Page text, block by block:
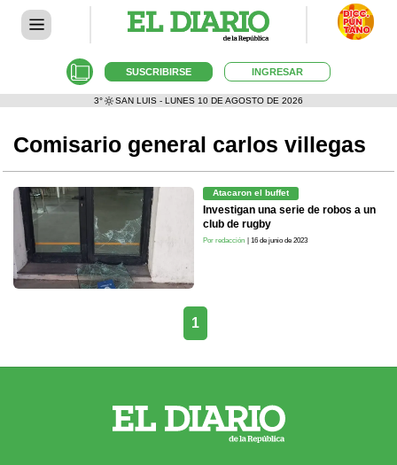
SUSCRIBIRSE INGRESAR
3° SAN LUIS - LUNES 10 DE AGOSTO DE 2026
Comisario general carlos villegas
Atacaron el buffet
Investigan una serie de robos a un
club de rugby
Por redacción | 16 de junio de 2023
1